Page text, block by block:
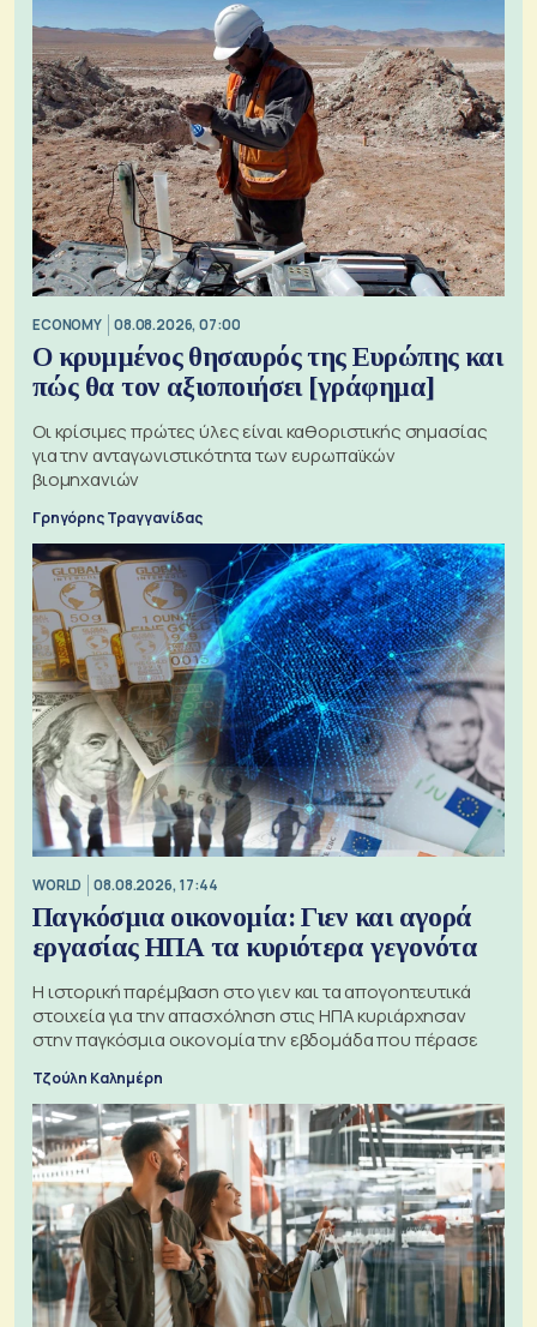
ECONOMY 08.08.2026, 07:00
Ο κρυμμένος θησαυρός της Ευρώπης και
πώς θα τον αξιοποιήσει [γράφημα]
Οι κρίσιμες πρώτες ύλες είναι καθοριστικής σημασίας
για την ανταγωνιστικότητα των ευρωπαϊκών
βιομηχανιών
Γρηγόρης Τραγγανίδας
WORLD 08.08.2026, 17:44
Παγκόσμια οικονομία: Γιεν και αγορά
εργασίας ΗΠΑ τα κυριότερα γεγονότα
Η ιστορική παρέμβαση στο γιεν και τα απογοητευτικά
στοιχεία για την απασχόληση στις ΗΠΑ κυριάρχησαν
στην παγκόσμια οικονομία την εβδομάδα που πέρασε
Τζούλη Καλημέρη